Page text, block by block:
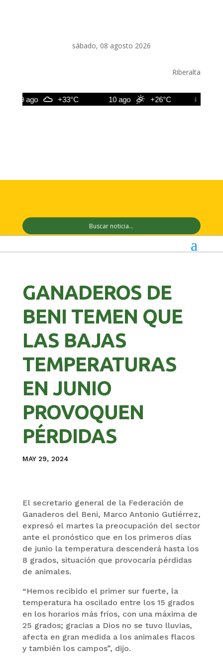
sábado, 08 agosto 2026
Riberalta
9 ago +33°C 10 ago +26°C 11 ago
GANADEROS DE
BENI TEMEN QUE
LAS BAJAS
TEMPERATURAS
EN JUNIO
PROVOQUEN
PÉRDIDAS
MAY 29, 2024
El secretario general de la Federación de
Ganaderos del Beni, Marco Antonio Gutiérrez,
expresó el martes la preocupación del sector
ante el pronóstico que en los primeros días
de junio la temperatura descenderá hasta los
8 grados, situación que provocaría pérdidas
de animales.
“Hemos recibido el primer sur fuerte, la
temperatura ha oscilado entre los 15 grados
en los horarios más fríos, con una máxima de
25 grados; gracias a Dios no se tuvo lluvias,
afecta en gran medida a los animales flacos
y también los campos”, dijo.